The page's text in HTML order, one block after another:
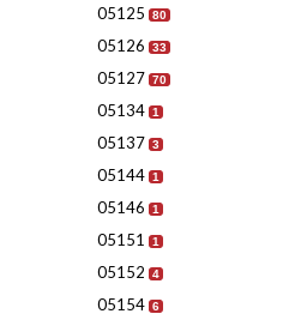
05125 80
05126 33
05127 70
05134 1
05137 3
05144 1
05146 1
05151 1
05152 4
05154 6